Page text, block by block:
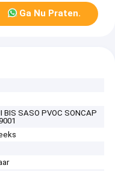
Ga Nu Praten.
BIS SASO PVOC SONCAP